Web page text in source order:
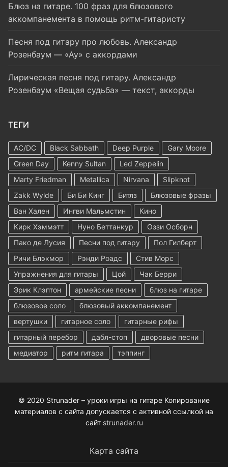
Блюз на гитаре. 100 фраз для блюзового
аккомпанемента в помощь ритм-гитаристу
Песня под гитару про любовь. Александр
Розенбаум — «Ау» с аккордами
Лирическая песня под гитару. Александр
Розенбаум «Вещая судьба» — текст, аккорды
ТЕГИ
AC/DC Black Sabbath Deep Purple
Gary Moore
Green Day
Kenny Sultan
Led Zeppelin
Marty Friedman
Metallica Nirvana
Slipknot
Zakk Wylde
Би Би Кинг Битлз
Блюзовые фразы
Ван Хален
Ингви Мальмстин
Кино
Кирк Хэммэтт
Нуно Беттанкур
Оззи Осборн
Пако де Лусия
Песни под гитару
Пол Гилберт
Ричи Блэкмор
Рэнди Роадс
Стив Морс
Упражнения для гитары
Цой
Чак Берри
Эрик Клэптон
армейские песни
блюз на гитаре
блюзовое соло
блюзовый аккомпанемент
вертушки
гитарное соло
гитарные рифы
гитарный перебор
дабл-стоп
дворовые песни
медиатор
ритм гитара тэппинг
© 2020 Strunader – уроки игры на гитаре Копирование
материалов с сайта допускается с активной ссылкой на
сайт strunader.ru
Карта сайта